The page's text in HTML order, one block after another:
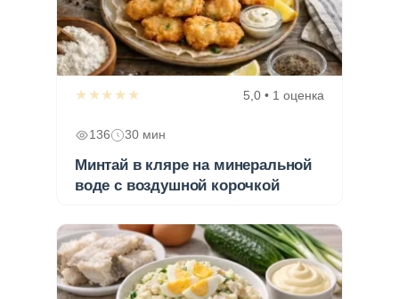
★★★★★ 5,0 • 1 оценка
136 30 мин
Минтай в кляре на минеральной
воде с воздушной корочкой